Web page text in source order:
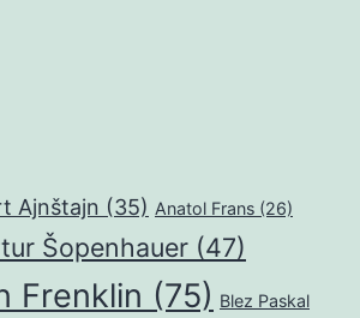
Ajnštajn (35) Anatol Frans (26)
Šopenhauer (47)
Frenklin (75) Blez Paskal